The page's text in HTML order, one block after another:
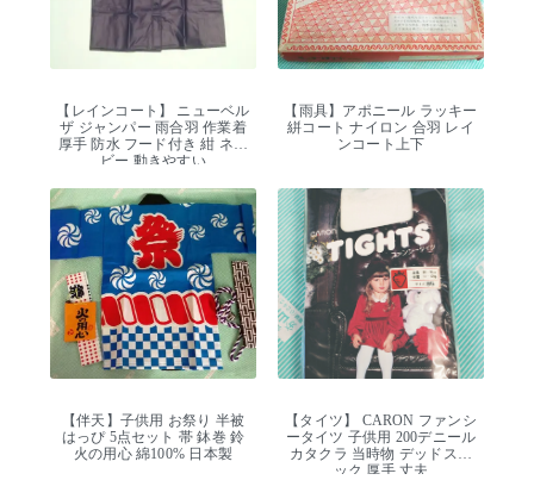
【レインコート】 ニューベル
ザ ジャンパー 雨合羽 作業着
厚手 防水 フード付き 紺 ネイ
ビー 動きやすい
【雨具】アポニール ラッキー
絣コート ナイロン 合羽 レイ
ンコート上下
【伴天】子供用 お祭り 半被
はっぴ 5点セット 帯 鉢巻 鈴
火の用心 綿100% 日本製
【タイツ】 CARON ファンシ
ータイツ 子供用 200デニール
カタクラ 当時物 デッドスト
ック 厚手 丈夫